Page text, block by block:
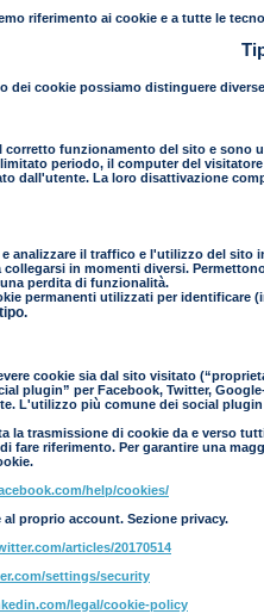
riferimento ai cookie e a tutte le
dei cookie possiamo distinguere
funzionamento del sito e sono
periodo, il computer del
dall'utente. La loro disattivazione
analizzare il traffico e l'utilizzo del
collegarsi in momenti diversi.
perdita di funzionalità.
permanenti utilizzati per identificare
cookie sia dal sito visitato
plugin” per Facebook, Twitter,
L'utilizzo più comune dei social
la trasmissione di cookie da e verso
fare riferimento. Per garantire una
help/cookies/
proprio account. Sezione privacy.
articles/20170514
settings/security
legal/cookie-policy